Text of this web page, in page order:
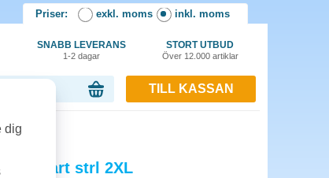
Priser: exkl. moms inkl. moms
SNABB LEVERANS
1-2 dagar
STORT UTBUD
Över 12.000 artiklar
TILL KASSAN
svart strl 2XL
dig